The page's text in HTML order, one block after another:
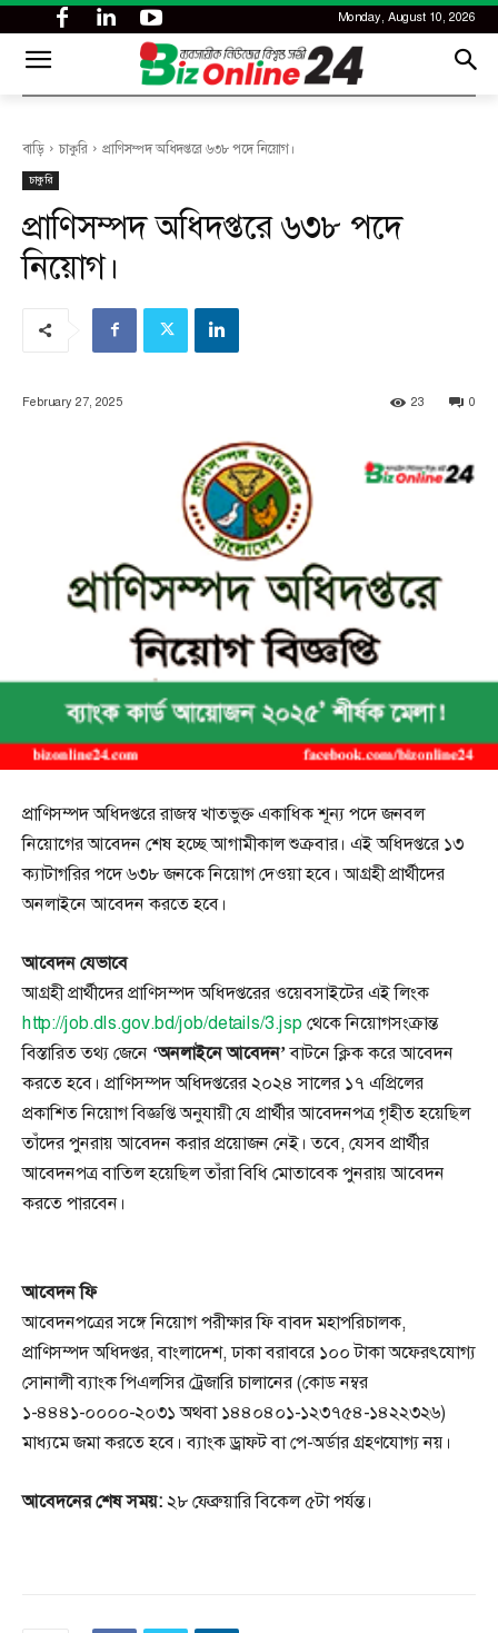
Monday, August 10, 2026
বাড়ি চাকুরি প্রাণিসম্পদ অধিদপ্তরে ৬৩৮ পদে নিয়োগ।
চাকুরি
প্রাণিসম্পদ অধিদপ্তরে ৬৩৮ পদে
নিয়োগ।
February 27, 2025 0
23
প্রাণিসম্পদ অধিদপ্তরে রাজস্ব খাতভুক্ত একাধিক শূন্য পদে জনবল
নিয়োগের আবেদন শেষ হচ্ছে আগামীকাল শুক্রবার। এই অধিদপ্তরে ১৩
ক্যাটাগরির পদে ৬৩৮ জনকে নিয়োগ দেওয়া হবে। আগ্রহী প্রার্থীদের
অনলাইনে আবেদন করতে হবে।
আবেদন যেভাবে
আগ্রহী প্রার্থীদের প্রাণিসম্পদ অধিদপ্তরের ওয়েবসাইটের এই লিংক
http://job.dls.gov.bd/job/details/3.jsp থেকে নিয়োগসংক্রান্ত
বিস্তারিত তথ্য জেনে ‘অনলাইনে আবেদন’বাটনে ক্লিক করে আবেদন
করতে হবে। প্রাণিসম্পদ অধিদপ্তরের ২০২৪ সালের ১৭ এপ্রিলের
প্রকাশিত নিয়োগ বিজ্ঞপ্তি অনুযায়ী যে প্রার্থীর আবেদনপত্র গৃহীত হয়েছিল
তাঁদের পুনরায় আবেদন করার প্রয়োজন নেই। তবে, যেসব প্রার্থীর
আবেদনপত্র বাতিল হয়েছিল তাঁরা বিধি মোতাবেক পুনরায় আবেদন
করতে পারবেন।
আবেদন ফি
আবেদনপত্রের সঙ্গে নিয়োগ পরীক্ষার ফি বাবদ মহাপরিচালক,
প্রাণিসম্পদ অধিদপ্তর, বাংলাদেশ, ঢাকা বরাবরে ১০০ টাকা অফেরৎযোগ্য
সোনালী ব্যাংক পিএলসির ট্রেজারি চালানের (কোড নম্বর
১-৪৪৪১-০০০০-২০৩১ অথবা ১৪৪০৪০১-১২৩৭৫৪-১৪২২৩২৬)
মাধ্যমে জমা করতে হবে। ব্যাংক ড্রাফট বা পে-অর্ডার গ্রহণযোগ্য নয়।
আবেদনের শেষ সময়:২৮ ফেব্রুয়ারি বিকেল ৫টা পর্যন্ত।